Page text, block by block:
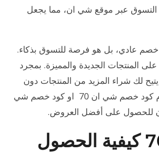
التسوق عبر موقع شي ان، مما يجعل
كود خصم شي ان 70 ليس مجرد خصم عادي، بل هو فرصة للتسوق بذكاء.
المنتجات الجديدة والمميزة. بمجرد
لك شراء المزيد من المنتجات دون
الشعور بالذنب تجاه ميزانيتك. لذا، احرص على استخدام كود خصم شي ان 70 او كود خصم شي
للحصول على أفضل العروض.
عن كوبون خصم شي ان 70 كيفية الحصول